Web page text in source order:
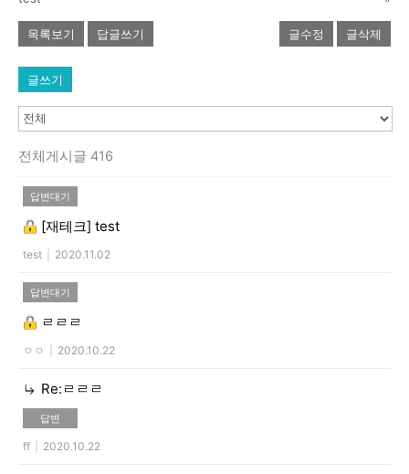
목록보기 답글쓰기 글수정 글삭제
글쓰기
전체게시글 416
답변대기
[재테크] test
test 2020.11.02
답변대기
ㄹㄹㄹ
ㅇㅇ 2020.10.22
Re:ㄹㄹㄹ
답변
ff 2020.10.22